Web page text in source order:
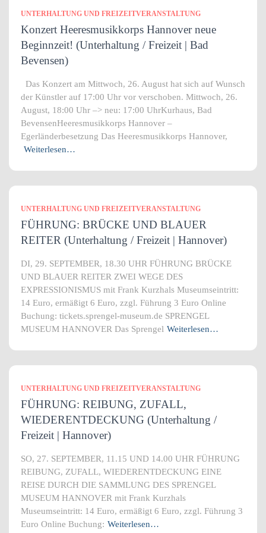
UNTERHALTUNG UND FREIZEITVERANSTALTUNG
Konzert Heeresmusikkorps Hannover neue
Beginnzeit! (Unterhaltung / Freizeit | Bad
Bevensen)
Das Konzert am Mittwoch, 26. August hat sich auf Wunsch
der Künstler auf 17:00 Uhr vor verschoben. Mittwoch, 26.
August, 18:00 Uhr –> neu: 17:00 UhrKurhaus, Bad
BevensenHeeresmusikkorps Hannover –
Egerländerbesetzung Das Heeresmusikkorps Hannover,
Weiterlesen…
UNTERHALTUNG UND FREIZEITVERANSTALTUNG
FÜHRUNG: BRÜCKE UND BLAUER
REITER (Unterhaltung / Freizeit | Hannover)
DI, 29. SEPTEMBER, 18.30 UHR FÜHRUNG BRÜCKE
UND BLAUER REITER ZWEI WEGE DES
EXPRESSIONISMUS mit Frank Kurzhals Museumseintritt:
14 Euro, ermäßigt 6 Euro, zzgl. Führung 3 Euro Online
Buchung: tickets.sprengel-museum.de SPRENGEL
MUSEUM HANNOVER Das Sprengel Weiterlesen…
UNTERHALTUNG UND FREIZEITVERANSTALTUNG
FÜHRUNG: REIBUNG, ZUFALL,
WIEDERENTDECKUNG (Unterhaltung /
Freizeit | Hannover)
SO, 27. SEPTEMBER, 11.15 UND 14.00 UHR FÜHRUNG
REIBUNG, ZUFALL, WIEDERENTDECKUNG EINE
REISE DURCH DIE SAMMLUNG DES SPRENGEL
MUSEUM HANNOVER mit Frank Kurzhals
Museumseintritt: 14 Euro, ermäßigt 6 Euro, zzgl. Führung 3
Euro Online Buchung: Weiterlesen…